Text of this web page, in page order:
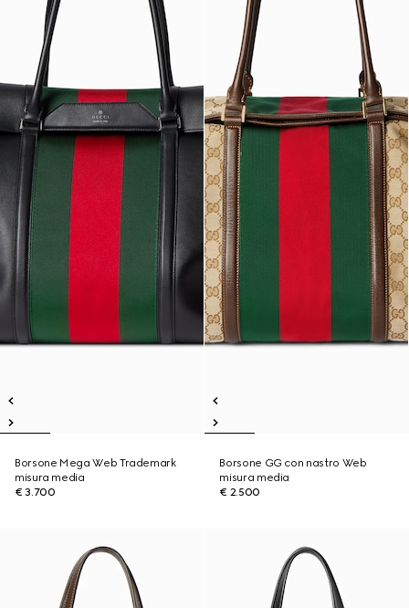
Borsone Mega Web Trademark
misura media
€ 3.700
Borsone GG con nastro Web
misura media
€ 2.500